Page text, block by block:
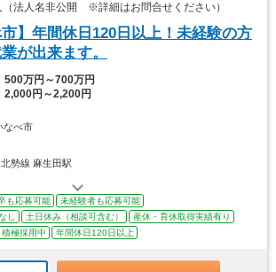
（法人名非公開 ※詳細はお問合せください）
市】年間休日120日以上！未経験の方
が出来ます。
500万円～700万円
2,000円～2,200円
なべ市
勢線 麻生田駅
も応募可能
未経験者も応募可能
し
土日休み（相談可含む）
産休・育休取得実績有り
積極採用中 年間休日120日以上